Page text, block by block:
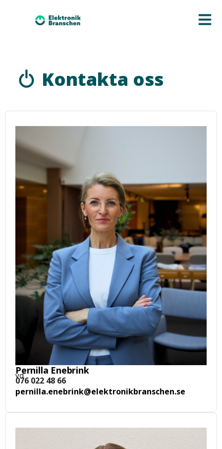
Kontakta oss
Pernilla Enebrink
vd
076 022 48 66
pernilla.enebrink@elektronikbranschen.se